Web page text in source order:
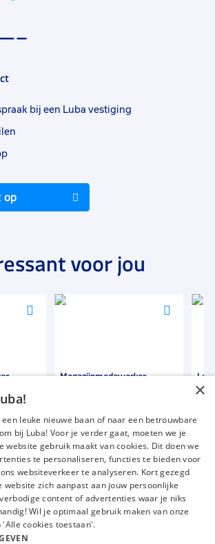
bij een Luba vestiging
op
voor jou
Voeg
Voeg
Magazijnmedewerker
Uitzicht op vaste dienst
€ 12,00 € 13,00
Over ons
Voor werkgevers
×
leuke nieuwe baan of naar een betrouwbare
bij Luba! Voor je verder gaat, moeten we je
website gebruik maakt van cookies. Dit doen we
te personaliseren, functies te bieden voor
websiteverkeer te analyseren. Kort gezegd
website zich aanpast aan jouw persoonlijke
content of advertenties waar je niks
Wil je optimaal gebruik maken van onze
'Alle cookies toestaan'.